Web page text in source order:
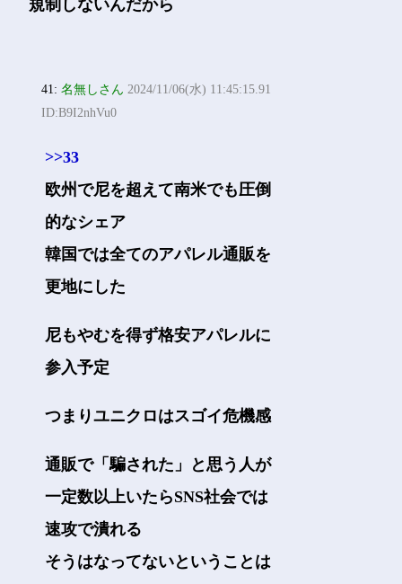
規制しないんだから
41:名無しさん 2024/11/06(水) 11:45:15.91
ID:B9I2nhVu0
>>33
欧州で尼を超えて南米でも圧倒
的なシェア
韓国では全てのアパレル通販を
更地にした
尼もやむを得ず格安アパレルに
参入予定
つまりユニクロはスゴイ危機感
通販で「騙された」と思う人が
一定数以上いたらSNS社会では
速攻で潰れる
そうはなってないということは